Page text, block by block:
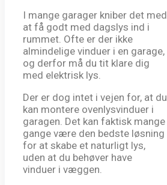
I mange garager kniber det med
at få godt med dagslys ind i
rummet. Ofte er der ikke
almindelige vinduer i en garage,
og derfor må du tit klare dig
med elektrisk lys.
Der er dog intet i vejen for, at du
kan montere ovenlysvinduer i
garagen. Det kan faktisk mange
gange være den bedste løsning
for at skabe et naturligt lys,
uden at du behøver have
vinduer i væggen.